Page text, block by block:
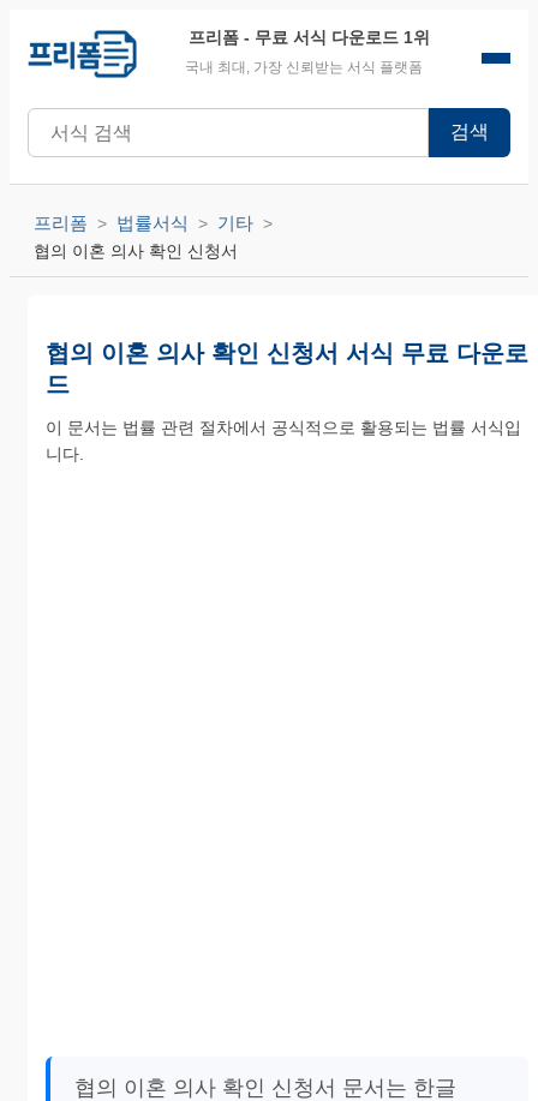
프리폼 - 무료 서식 다운로드 1위
국내 최대, 가장 신뢰받는 서식 플랫폼
검색
프리폼 법률서식 기타
협의 이혼 의사 확인 신청서
협의 이혼 의사 확인 신청서 서식 무료 다운로
드
이 문서는 법률 관련 절차에서 공식적으로 활용되는 법률 서식입
니다.
협의 이혼 의사 확인 신청서 문서는 한글